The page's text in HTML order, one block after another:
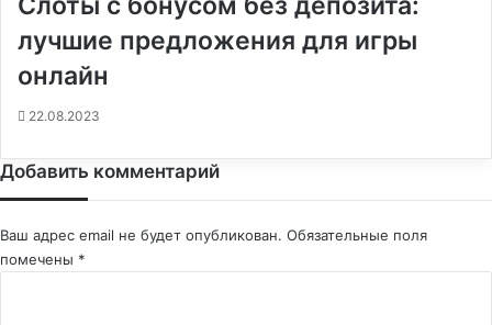
лучшие предложения для игры
онлайн
22.08.2023
Добавить комментарий
Ваш адрес email не будет опубликован. Обязательные поля
помечены *